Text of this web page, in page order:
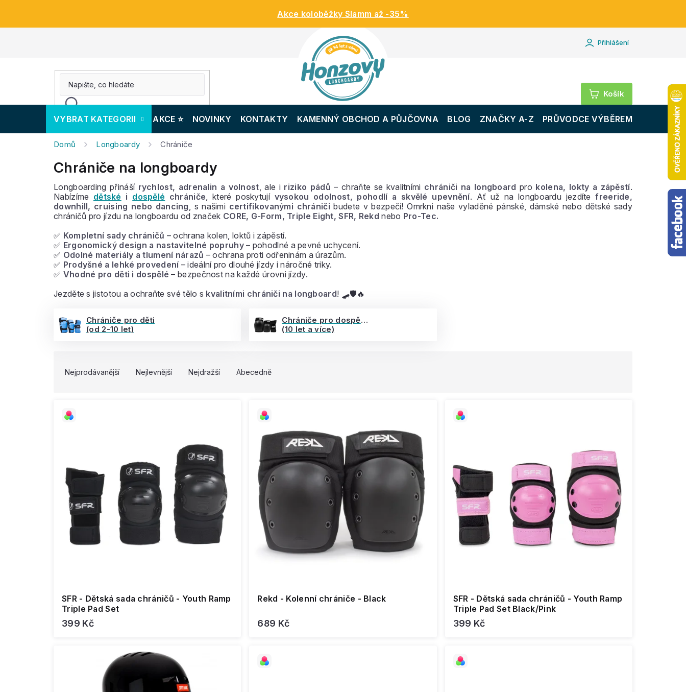
Akce koloběžky Slamm až -35%
Přihlášení
Nákupní
košík
VYBRAT KATEGORII AKCE ⭐️ NOVINKY KONTAKTY KAMENNÝ OBCHOD A PŮJČOVNA BLOG ZNAČKY A-Z PRŮVODCE VÝBĚREM
Domů Longboardy Chrániče
Chrániče na longboardy
Longboarding přináší rychlost, adrenalin a volnost, ale i riziko pádů – chraňte se kvalitními chrániči na longboard pro kolena, lokty a zápěstí.
Nabízíme dětské i dospělé chrániče, které poskytují vysokou odolnost, pohodlí a skvělé upevnění. Ať už na longboardu jezdítefreeride,
downhill, cruising nebo dancing, s našimi certifikovanými chrániči budete v bezpečí!Omrkni naše vyladěné pánské, dámské nebo dětské sady
chráničů pro jízdu na longboardu od značek CORE, G-Form, Triple Eight, SFR, Rekd nebo Pro-Tec.
✅ Kompletní sady chráničů – ochrana kolen, loktů i zápěstí.
✅ Ergonomický design a nastavitelné popruhy– pohodlné a pevné uchycení.
✅ Odolné materiály a tlumení nárazů – ochrana proti odřeninám a úrazům.
✅ Prodyšné a lehké provedení – ideální pro dlouhé jízdy i náročné triky.
✅ Vhodné pro děti i dospělé – bezpečnost na každé úrovni jízdy.
Jezděte s jistotou a ochraňte své tělo s kvalitními chrániči na longboard! 🛹🛡️🔥
Chrániče pro děti
(od 2-10 let)
Chrániče pro dospělé
(10 let a více)
Nejprodávanější Nejlevnější Nejdražší Abecedně
SFR - Dětská sada chráničů - Youth Ramp
Triple Pad Set
399 Kč
Rekd - Kolenní chrániče - Black
689 Kč
SFR - Dětská sada chráničů - Youth Ramp
Triple Pad Set Black/Pink
399 Kč